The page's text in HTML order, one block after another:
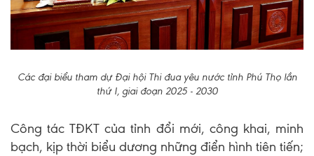
Các đại biểu tham dự Đại hội Thi đua yêu nước tỉnh Phú Thọ lần
thứ I, giai đoạn 2025 - 2030
Công tác TĐKT của tỉnh đổi mới, công khai, minh
bạch, kịp thời biểu dương những điển hình tiên tiến;